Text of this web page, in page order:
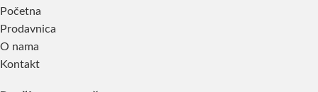
Početna
Prodavnica
O nama
Kontakt